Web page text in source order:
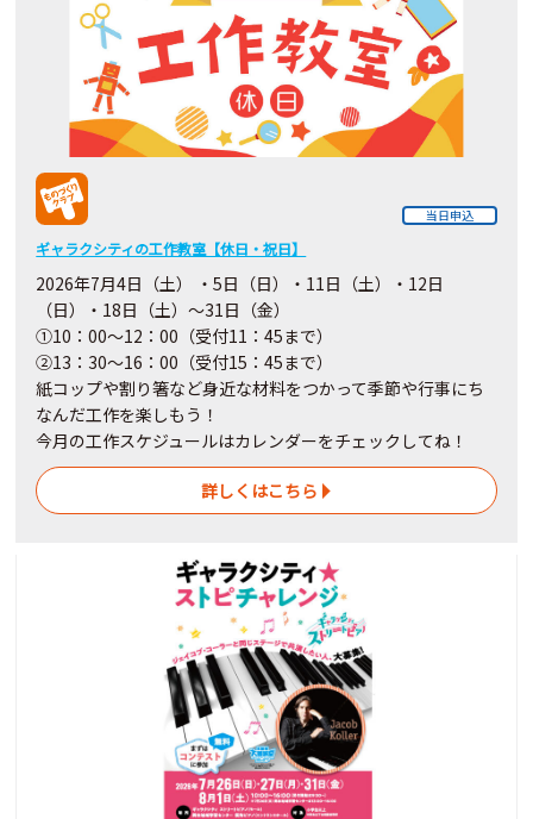
当日申込
ギャラクシティの工作教室【休日・祝日】
2026年7月4日（土） ・5日（日）・11日（土）・12日
（日）・18日（土）～31日（金）
①10：00～12：00（受付11：45まで）
②13：30～16：00（受付15：45まで）
紙コップや割り箸など身近な材料をつかって季節や行事にち
なんだ工作を楽しもう！
今月の工作スケジュールはカレンダーをチェックしてね！
詳しくはこちら